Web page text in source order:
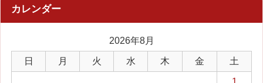
2026年8月
日 月 火 水 木 金 土